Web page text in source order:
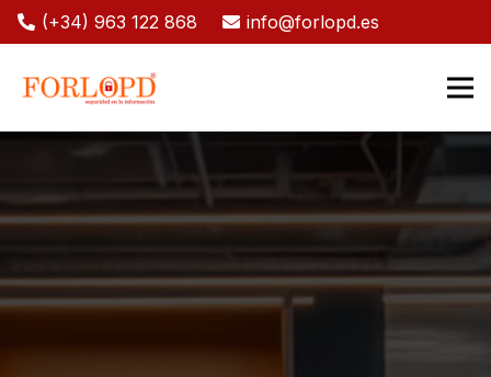
(+34) 963 122 868 info@forlopd.es